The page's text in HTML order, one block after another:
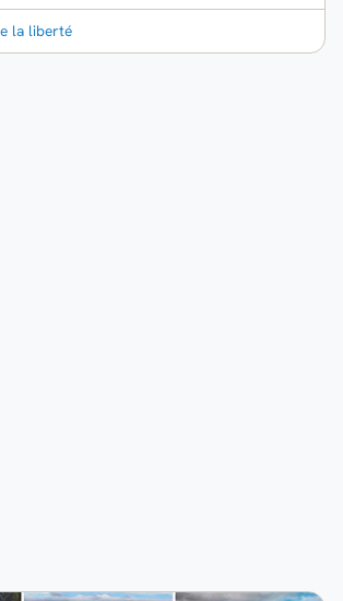
la liberté